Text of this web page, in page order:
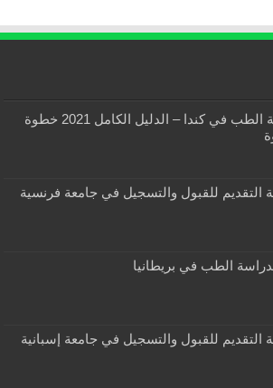
دراسة الطب في كندا – الدليل الكامل 2021 خطوة
التقديم للقبول والتسجيل في جامعة فرنسية
الطب في بريطانيا
التقديم للقبول والتسجيل في جامعة إسبانية